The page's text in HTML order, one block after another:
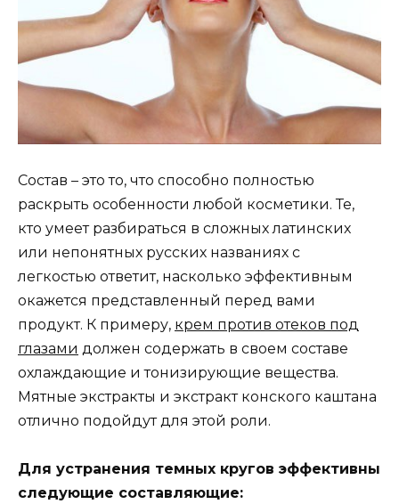
Состав – это то, что способно полностью
раскрыть особенности любой косметики. Те,
кто умеет разбираться в сложных латинских
или непонятных русских названиях с
легкостью ответит, насколько эффективным
окажется представленный перед вами
продукт. К примеру, крем против отеков под
глазами должен содержать в своем составе
охлаждающие и тонизирующие вещества.
Мятные экстракты и экстракт конского каштана
отлично подойдут для этой роли.
Для устранения темных кругов эффективны
следующие составляющие: